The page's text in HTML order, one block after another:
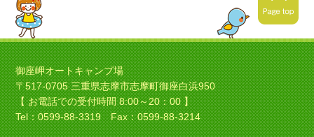
2021年4月24日
春キャンプの季節ですね！
暖かくなってきましたね！春
キャンプにいい季節ですね！
御座岬オートキャンプ場
〒517-0705 三重県志摩市志摩町御座白浜950
【 お電話での受付時間 8:00～20：00 】
Tel：0599-88-3319 Fax：0599-88-3214